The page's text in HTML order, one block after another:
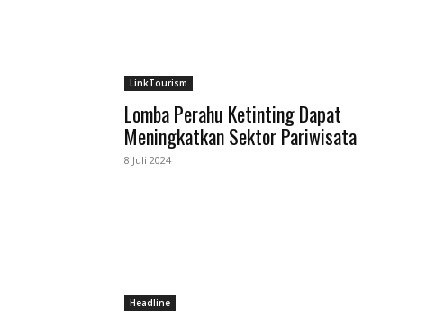
LinkTourism
Lomba Perahu Ketinting Dapat
Meningkatkan Sektor Pariwisata
8 Juli 2024
Headline